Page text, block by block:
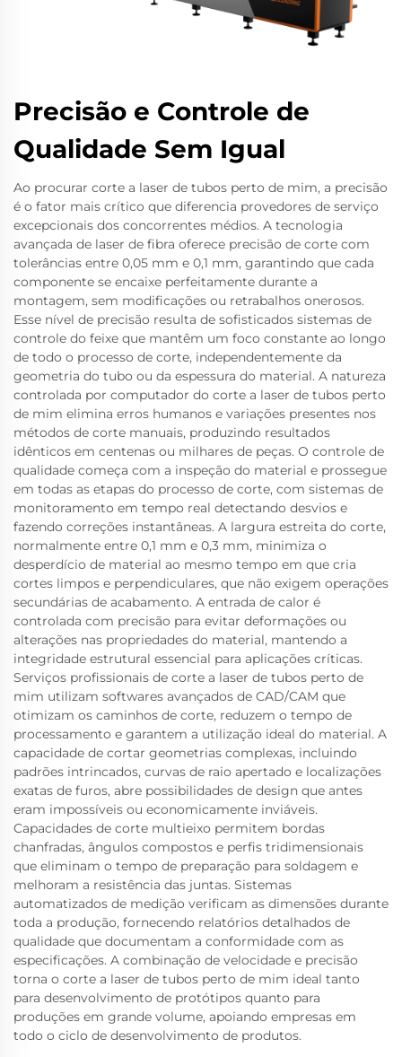
Precisão e Controle de
Qualidade Sem Igual
Ao procurar corte a laser de tubos perto de mim, a precisão
é o fator mais crítico que diferencia provedores de serviço
excepcionais dos concorrentes médios. A tecnologia
avançada de laser de fibra oferece precisão de corte com
tolerâncias entre 0,05 mm e 0,1 mm, garantindo que cada
componente se encaixe perfeitamente durante a
montagem, sem modificações ou retrabalhos onerosos.
Esse nível de precisão resulta de sofisticados sistemas de
controle do feixe que mantêm um foco constante ao longo
de todo o processo de corte, independentemente da
geometria do tubo ou da espessura do material. A natureza
controlada por computador do corte a laser de tubos perto
de mim elimina erros humanos e variações presentes nos
métodos de corte manuais, produzindo resultados
idênticos em centenas ou milhares de peças. O controle de
qualidade começa com a inspeção do material e prossegue
em todas as etapas do processo de corte, com sistemas de
monitoramento em tempo real detectando desvios e
fazendo correções instantâneas. A largura estreita do corte,
normalmente entre 0,1 mm e 0,3 mm, minimiza o
desperdício de material ao mesmo tempo em que cria
cortes limpos e perpendiculares, que não exigem operações
secundárias de acabamento. A entrada de calor é
controlada com precisão para evitar deformações ou
alterações nas propriedades do material, mantendo a
integridade estrutural essencial para aplicações críticas.
Serviços profissionais de corte a laser de tubos perto de
mim utilizam softwares avançados de CAD/CAM que
otimizam os caminhos de corte, reduzem o tempo de
processamento e garantem a utilização ideal do material. A
capacidade de cortar geometrias complexas, incluindo
padrões intrincados, curvas de raio apertado e localizações
exatas de furos, abre possibilidades de design que antes
eram impossíveis ou economicamente inviáveis.
Capacidades de corte multieixo permitem bordas
chanfradas, ângulos compostos e perfis tridimensionais
que eliminam o tempo de preparação para soldagem e
melhoram a resistência das juntas. Sistemas
automatizados de medição verificam as dimensões durante
toda a produção, fornecendo relatórios detalhados de
qualidade que documentam a conformidade com as
especificações. A combinação de velocidade e precisão
torna o corte a laser de tubos perto de mim ideal tanto
para desenvolvimento de protótipos quanto para
produções em grande volume, apoiando empresas em
todo o ciclo de desenvolvimento de produtos.